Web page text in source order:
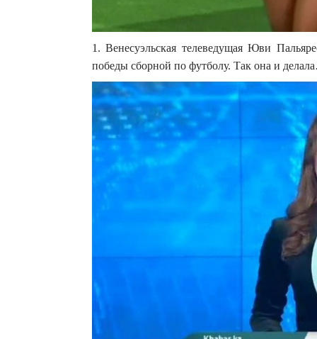
1. Венесуэльская телеведущая Юви
победы сборной по футболу. Так она и